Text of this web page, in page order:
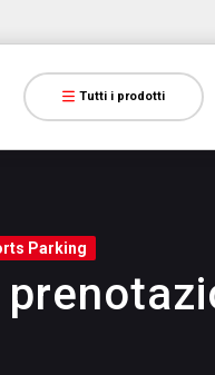
Tutti i prodotti
Parking